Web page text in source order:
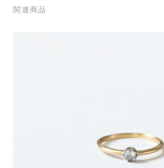
関連商品